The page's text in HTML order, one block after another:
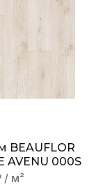
BEAUFLOR
AVENU 000S
/ м²